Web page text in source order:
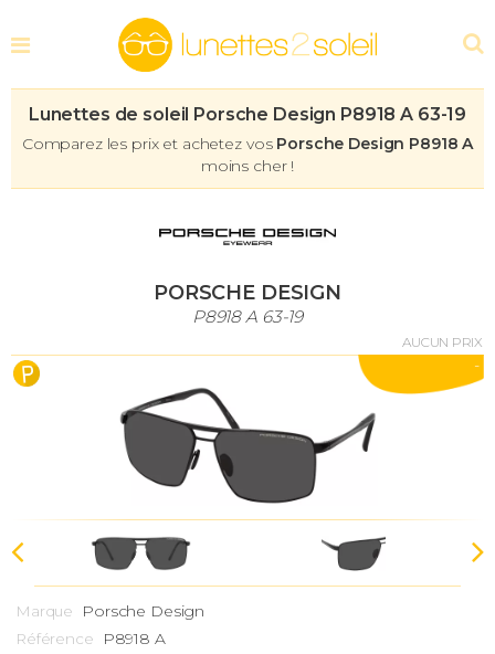
Lunettes de soleil Porsche Design P8918 A 63-19
Comparez les prix et achetez vos Porsche Design P8918 A
moins cher !
PORSCHE DESIGN
P8918 A 63-19
AUCUN PRIX
-
Marque Porsche Design
Référence P8918 A